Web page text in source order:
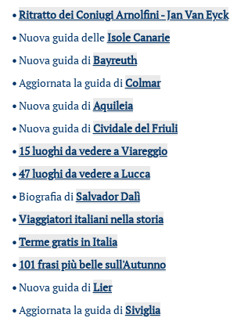
•Ritratto dei Coniugi Arnolfini - Jan Van Eyck
•Nuova guida delleIsole Canarie
•Nuova guida diBayreuth
•Aggiornata la guida diColmar
•Nuova guida diAquileia
•Nuova guida diCividale del Friuli
• 15 luoghi da vedere a Viareggio
•47 luoghi da vedere a Lucca
•Biografia diSalvador Dalì
•Viaggiatori italiani nella storia
•Terme gratis in Italia
• 101 frasi più belle sull'Autunno
•Nuova guida diLier
•Aggiornata la guida diSiviglia